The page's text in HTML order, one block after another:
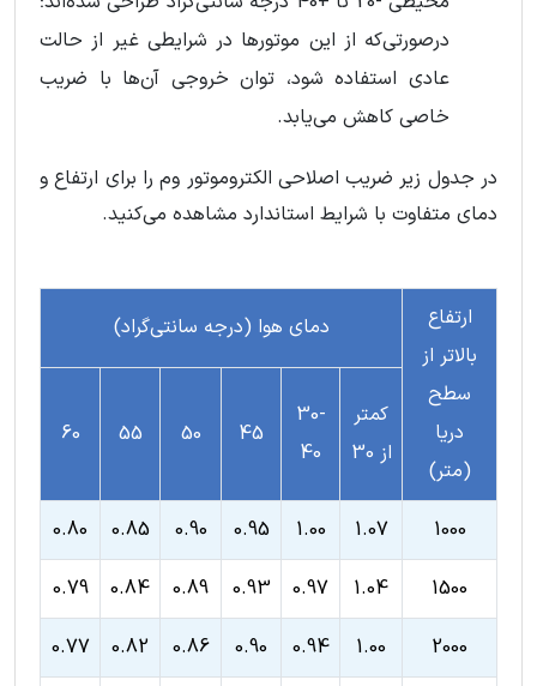
درصورتی‌که از این موتورها در شرایطی غیر از حالت
عادی استفاده شود، توان خروجی آن‌ها با ضریب
خاصی کاهش می‌یابد.
در جدول زیر ضریب اصلاحی الکتروموتور وم را برای ارتفاع و
دمای متفاوت با شرایط استاندارد مشاهده می‌کنید.
ارتفاع
بالاتر از
سطح
دریا
(متر)
دمای هوا (درجه سانتی‌گراد)
کمتر
از 30
30-
40
45
50
55
60
1000
1.07
1.00
0.95
0.90
0.85
0.80
1500
1.04
0.97
0.93
0.89
0.84
0.79
2000
1.00
0.94
0.90
0.86
0.82
0.77